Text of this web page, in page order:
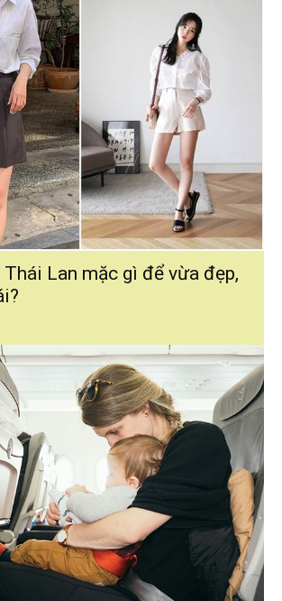
Thái Lan mặc gì để vừa đẹp,